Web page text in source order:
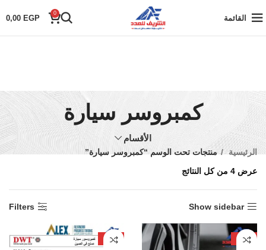
القائمة
0
0,00 EGP
كمبروسر سيارة
الأقسام
الرئيسية
منتجات تحت الوسم “كمبروسر سيارة”
عرض ⁦4⁩ من كل النتائج
Show sidebar
Filters
-29%
-24%